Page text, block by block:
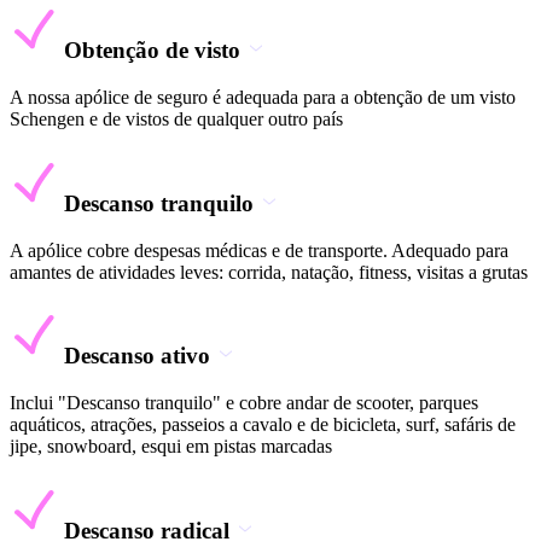
Obtenção de visto
A nossa apólice de seguro é adequada para a obtenção de um visto
Schengen e de vistos de qualquer outro país
Descanso tranquilo
A apólice cobre despesas médicas e de transporte. Adequado para
amantes de atividades leves: corrida, natação, fitness, visitas a grutas
Descanso ativo
Inclui "Descanso tranquilo" e cobre andar de scooter, parques
aquáticos, atrações, passeios a cavalo e de bicicleta, surf, safáris de
jipe, snowboard, esqui em pistas marcadas
Descanso radical